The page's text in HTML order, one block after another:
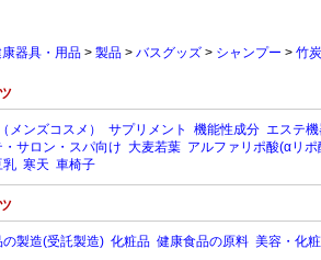
器具・用品 > 製品 > バスグッズ > シャンプー > 竹
メンズコスメ） サプリメント 機能性成分 エステ
・サロン・スパ向け 大麦若葉 アルファリポ酸(αリポ
乳 寒天 車椅子
の製造(受託製造) 化粧品 健康食品の原料 美容・化